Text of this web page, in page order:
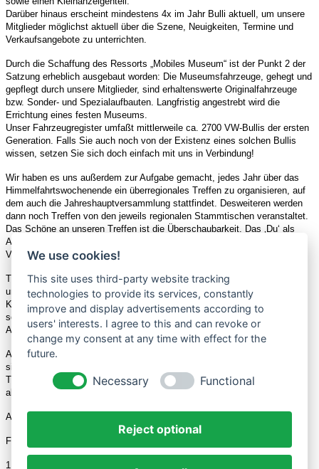
Darüber hinaus erscheint mindestens 4x im Jahr Bulli aktuell, um unsere
Mitglieder möglichst aktuell über die Szene, Neuigkeiten, Termine und
Verkaufsangebote zu unterrichten.
Durch die Schaffung des Ressorts „Mobiles Museum“ ist der Punkt 2 der
Satzung erheblich ausgebaut worden: Die Museumsfahrzeuge, gehegt und
gepflegt durch unsere Mitglieder, sind erhaltenswerte Originalfahrzeuge
bzw. Sonder- und Spezialaufbauten. Langfristig angestrebt wird die
Errichtung eines festen Museums.
Unser Fahrzeugregister umfaßt mittlerweile ca. 2700 VW-Bullis der ersten
Generation. Falls Sie auch noch von der Existenz eines solchen Bullis
wissen, setzen Sie sich doch einfach mit uns in Verbindung!
Wir haben es uns außerdem zur Aufgabe gemacht, jedes Jahr über das
Himmelfahrtswochenende ein überregionales Treffen zu organisieren, auf
dem auch die Jahreshauptversammlung stattfindet. Desweiteren werden
dann noch Treffen von den jeweils regionalen Stammtischen veranstaltet.
Das Schöne an unseren Treffen ist die Überschaubarkeit. Das ‚Du‘ als
Anrede ist die Regel, da sich fast jeder kennt – bei mittlerweile über 500
Vereinsmitgliedern ist das aber auch nicht immer so einfach …
Trotzdem: Wir freuen uns über jeden, der sich uns anschließt, um uns zu
unterstützen und unsere Reihen mit einem weiteren historischen
Kastenwagen, Bus, Samba, Pritschenwagen, oder was es da sonst noch
so alles gibt, bereichert. Bei 41.- € Jahresbeitrag (2002) plus 16.- €
Aufnahmegebühr dürfte das aber nicht schwerfallen, oder?
Antworten auf die jetzt noch vielleicht ungeklärten Fragen finden Sie
sicherlich beim Durchstöbern dieser Internet-Seiten, auf einem unserer
Treffen, oder in der Vereinszeitung, die wir aus rechtlichen Gründen
allerdings nur an unsere Mitglieder abgeben können.
Also, bis demnächst!
Freundliche und ungeteilte Grüße
1. Vorsitzender
We use cookies!
This site uses third-party website tracking
technologies to provide its services, constantly
improve and display advertisements according to
users' interests. I agree to this and can revoke or
change my consent at any time with effect for the
future.
Necessary Functional
Reject optional